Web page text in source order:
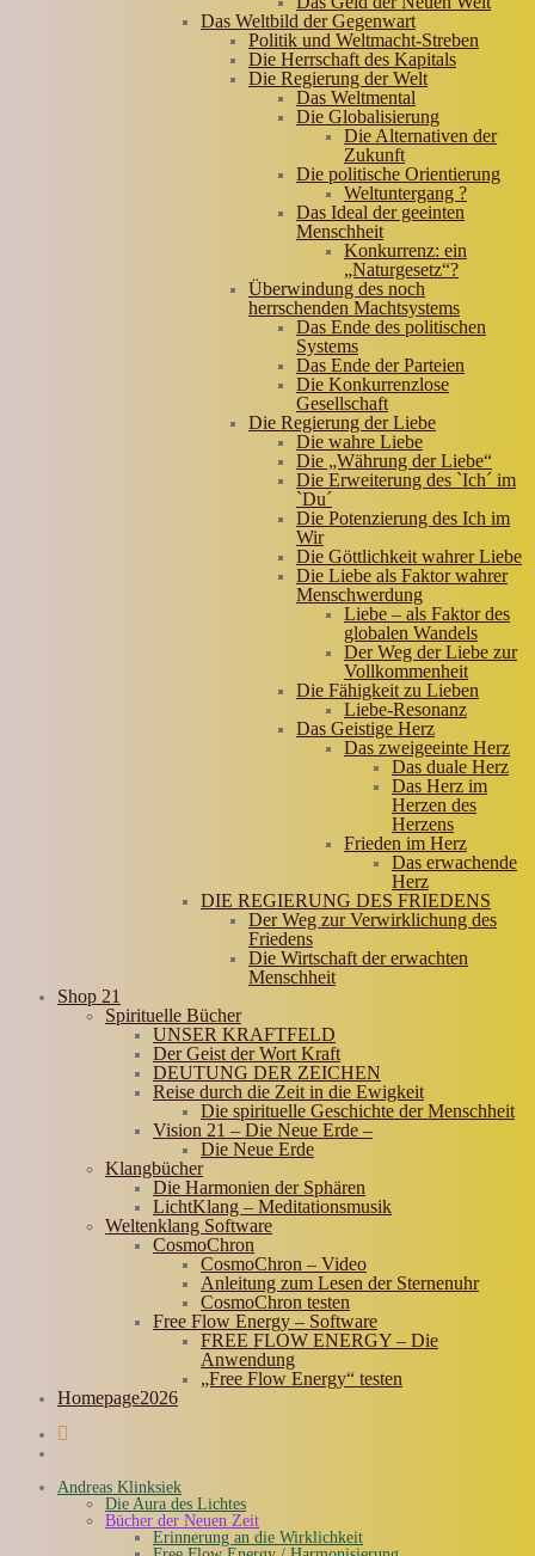
Das Weltbild der Gegenwart
Politik und Weltmacht-Streben
Die Herrschaft des Kapitals
Die Regierung der Welt
Das Weltmental
Die Globalisierung
Die Alternativen der
Zukunft
Die politische Orientierung
Weltuntergang ?
Das Ideal der geeinten
Menschheit
Konkurrenz: ein
„Naturgesetz“?
Überwindung des noch
herrschenden Machtsystems
Das Ende des politischen
Systems
Das Ende der Parteien
Die Konkurrenzlose
Gesellschaft
Die Regierung der Liebe
Die wahre Liebe
Die „Währung der Liebe“
Die Erweiterung des `Ich´ im
`Du´
Die Potenzierung des Ich im
Wir
Die Göttlichkeit wahrer Liebe
Die Liebe als Faktor wahrer
Menschwerdung
Liebe – als Faktor des
globalen Wandels
Der Weg der Liebe zur
Vollkommenheit
Die Fähigkeit zu Lieben
Liebe-Resonanz
Das Geistige Herz
Das zweigeeinte Herz
Das duale Herz
Das Herz im
Herzen des
Herzens
Frieden im Herz
Das erwachende
Herz
DIE REGIERUNG DES FRIEDENS
Der Weg zur Verwirklichung des
Friedens
Die Wirtschaft der erwachten
Menschheit
Shop 21
Spirituelle Bücher
UNSER KRAFTFELD
Der Geist der Wort Kraft
DEUTUNG DER ZEICHEN
Reise durch die Zeit in die Ewigkeit
Die spirituelle Geschichte der Menschheit
Vision 21 – Die Neue Erde –
Die Neue Erde
Klangbücher
Die Harmonien der Sphären
LichtKlang – Meditationsmusik
Weltenklang Software
CosmoChron
CosmoChron – Video
Anleitung zum Lesen der Sternenuhr
CosmoChron testen
Free Flow Energy – Software
FREE FLOW ENERGY – Die
Anwendung
„Free Flow Energy“ testen
Homepage2026
Andreas Klinksiek
Die Aura des Lichtes
Bücher der Neuen Zeit
Erinnerung an die Wirklichkeit